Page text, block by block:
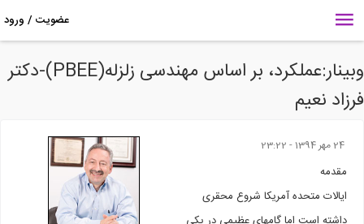
وبینار:عملکرد، بر اساس مهندسی زلزله(PBEE)-دکتر
نعیم
24 مهر 1394 - 23:22
مقدمه
ايالات متحده آمریکا شروع محقری